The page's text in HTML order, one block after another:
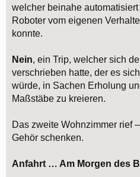
welcher beinahe
Roboter vom eigenen
konnte.
Nein, ein Trip, welcher sich
verschrieben hatte, der es
würde, in Sachen Erholung
Maßstäbe zu kreieren.
Das zweite Wohnzimmer rief
Gehör schenken.
Anfahrt … Am Morgen des